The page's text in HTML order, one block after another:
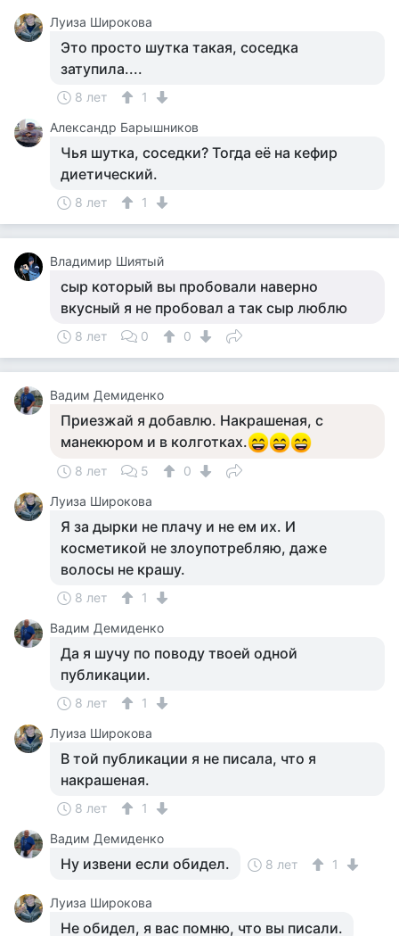
Луиза Широкова
Это просто шутка такая, соседка
затупила....
8 лет
1
Александр Барышников
Чья шутка, соседки? Тогда её на кефир
диетический.
8 лет 1
Владимир Шиятый
сыр который вы пробовали наверно
вкусный я не пробовал а так сыр люблю
8 лет 0 0
Вадим Демиденко
Приезжай я добавлю. Накрашеная, с
манекюром и в колготках.
8 лет 5
0
Луиза Широкова
Я за дырки не плачу и не ем их. И
косметикой не злоупотребляю, даже
волосы не крашу.
8 лет
1
Вадим Демиденко
Да я шучу по поводу твоей одной
публикации.
8 лет
1
Луиза Широкова
В той публикации я не писала, что я
накрашеная.
8 лет
1
Вадим Демиденко
Ну извени если обидел. 8 лет 1
Луиза Широкова
Не обидел, я вас помню, что вы писали.